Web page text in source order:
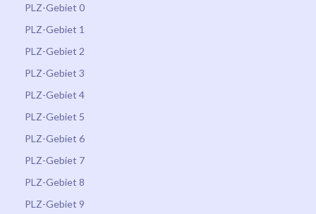
PLZ-Gebiet 0
PLZ-Gebiet 1
PLZ-Gebiet 2
PLZ-Gebiet 3
PLZ-Gebiet 4
PLZ-Gebiet 5
PLZ-Gebiet 6
PLZ-Gebiet 7
PLZ-Gebiet 8
PLZ-Gebiet 9